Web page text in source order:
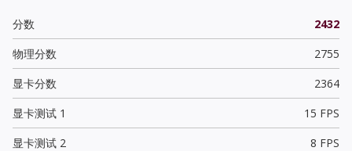
分数
2432
物理分数
2755
显卡分数
2364
显卡测试 1
15 FPS
显卡测试 2
8 FPS